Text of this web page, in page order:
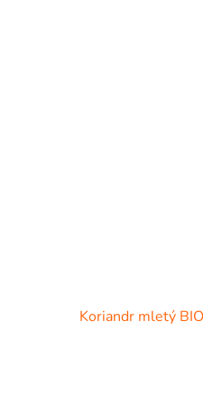
Koriandr mletý